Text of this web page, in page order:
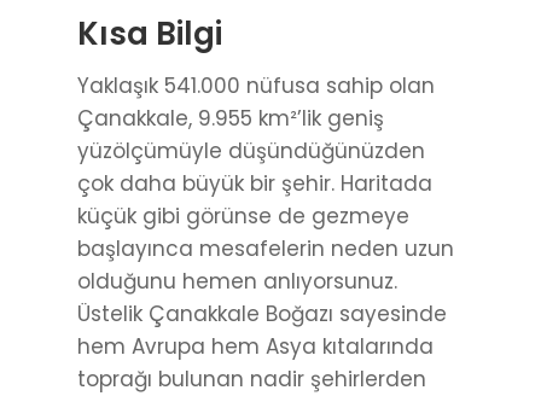
Kısa Bilgi
Yaklaşık 541.000 nüfusa sahip olan
Çanakkale, 9.955 km²’lik geniş
yüzölçümüyle düşündüğünüzden
çok daha büyük bir şehir. Haritada
küçük gibi görünse de gezmeye
başlayınca mesafelerin neden uzun
olduğunu hemen anlıyorsunuz.
Üstelik Çanakkale Boğazı sayesinde
hem Avrupa hem Asya kıtalarında
toprağı bulunan nadir şehirlerden